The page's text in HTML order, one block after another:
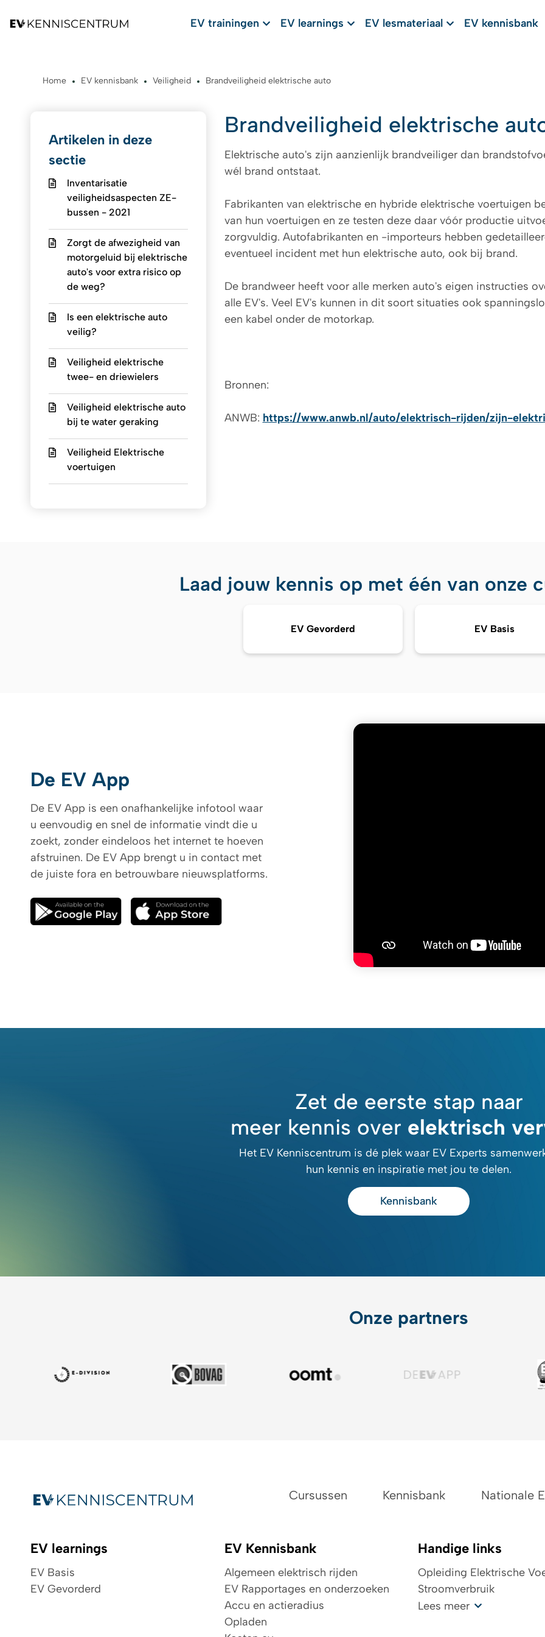
EV trainingen EV learnings EV lesmateriaal EV kennisbank
Home EV kennisbank Veiligheid Brandveiligheid elektrische auto
Artikelen in deze
sectie
Inventarisatie
veiligheidsaspecten ZE-
bussen - 2021
Zorgt de afwezigheid van
motorgeluid bij elektrische
auto's voor extra risico op
de weg?
Is een elektrische auto
veilig?
Veiligheid elektrische
twee- en driewielers
Veiligheid elektrische auto
bij te water geraking
Veiligheid Elektrische
voertuigen
Brandveiligheid elektrische
Elektrische auto's zijn aanzienlijk brandveiliger dan
wél brand ontstaat.
Fabrikanten van elektrische en hybride elektrische voertuigen
van hun voertuigen en ze testen deze daar vóór productie
zorgvuldig. Autofabrikanten en -importeurs hebben
eventueel incident met hun elektrische auto, ook bij brand.
De brandweer heeft voor alle merken auto's eigen instructies
alle EV's. Veel EV's kunnen in dit soort situaties ook
een kabel onder de motorkap.
Bronnen:
ANWB: https://www.anwb.nl/auto/elektrisch-rijden/zijn-
Laad jouw kennis op met één van onze
EV Gevorderd EV Basis
De EV App
De EV App is een onafhankelijke infotool waar
u eenvoudig en snel de informatie vindt die u
zoekt, zonder eindeloos het internet te hoeven
afstruinen. De EV App brengt u in contact met
de juiste fora en betrouwbare nieuwsplatforms.
Zet de eerste stap naar
meer kennis over elektrisch
Het EV Kenniscentrum is dé plek waar EV Experts
hun kennis en inspiratie met jou te delen.
Kennisbank
Onze partners
Cursussen Kennisbank Nationale
EV learnings
EV Basis
EV Gevorderd
EV Kennisbank
Algemeen elektrisch rijden
EV Rapportages en onderzoeken
Accu en actieradius
Opladen
Handige links
Opleiding Elektrische
Stroomverbruik
Kosten oplaadpunt
Lees meer